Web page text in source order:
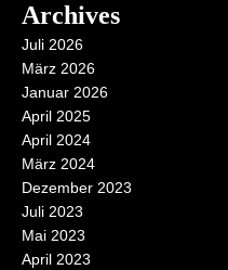
Archives
Juli 2026
März 2026
Januar 2026
April 2025
April 2024
März 2024
Dezember 2023
Juli 2023
Mai 2023
April 2023